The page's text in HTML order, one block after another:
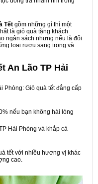
Tết gồm những gì thì một
là giỏ quà tặng khách
ngân sách nhưng nếu là đối
loại rượu sang trọng và
An Lão TP Hải
Phòng: Giỏ quà tết đẳng cấp
nếu bạn không hài lòng
Hải Phòng và khắp cả
tết với nhiều hương vị khác
cao.